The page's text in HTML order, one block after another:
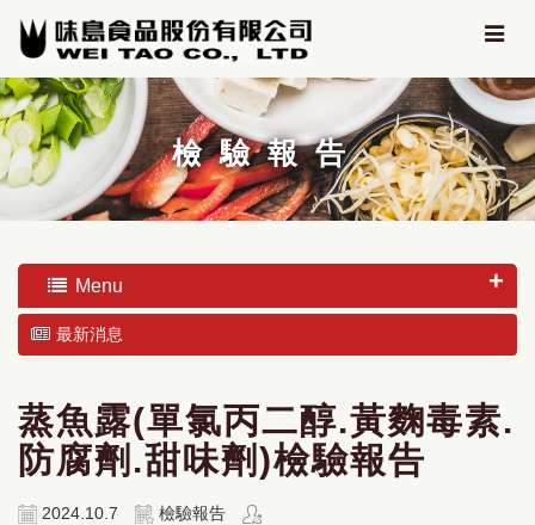
檢驗報告
Menu
最新消息
蒸魚露(單氯丙二醇.黃麴毒素.
防腐劑.甜味劑)檢驗報告
2024.10.7 檢驗報告